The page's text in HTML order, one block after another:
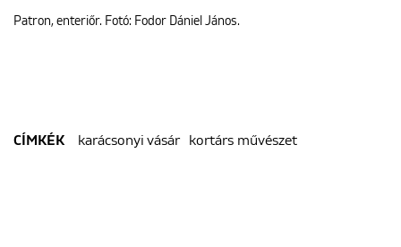
Patron, enteriőr. Fotó: Fodor Dániel János.
CÍMKÉK karácsonyi vásár kortárs művészet